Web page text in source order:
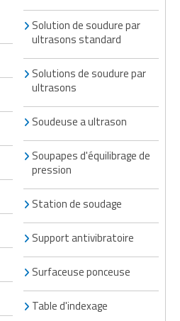
Solution de soudure par
ultrasons standard
Solutions de soudure par
ultrasons
Soudeuse a ultrason
Soupapes d'équilibrage de
pression
Station de soudage
Support antivibratoire
Surfaceuse ponceuse
Table d'indexage